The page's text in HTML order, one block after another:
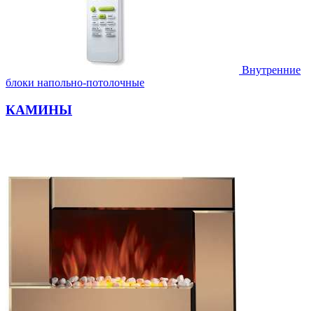
Внутренние
блоки напольно-потолочные
КАМИНЫ